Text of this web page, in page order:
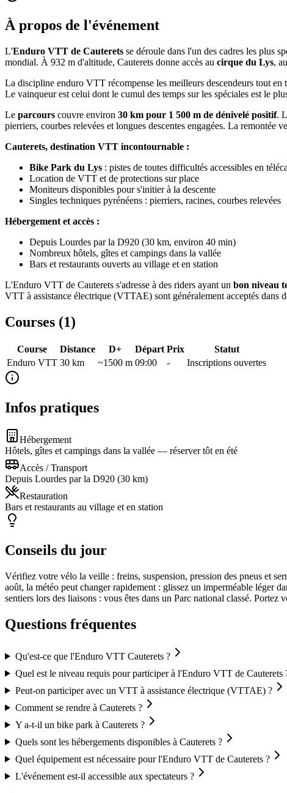
À propos de l'événement
L'Enduro VTT de Cauterets se déroule dans l'un des cadres les plus
mondial. À 932 m d'altitude, Cauterets donne accès au cirque du Lys,
La discipline enduro VTT récompense les meilleurs descendeurs tout en
Le vainqueur est celui dont le cumul des temps sur les spéciales est le
Le parcours couvre environ 30 km pour 1 500 m de dénivelé positif.
pierriers, courbes relevées et longues descentes engagées. La remontée
Cauterets, destination VTT incontournable :
Bike Park du Lys : pistes de toutes difficultés accessibles en
Location de VTT et de protections sur place
Moniteurs disponibles pour s'initier à la descente
Singles techniques pyrénéens : pierriers, racines, courbes relevées
Hébergement et accès :
Depuis Lourdes par la D920 (30 km, environ 40 min)
Nombreux hôtels, gîtes et campings dans la vallée
Bars et restaurants ouverts au village et en station
L'Enduro VTT de Cauterets s'adresse à des riders ayant un bon niveau
VTT à assistance électrique (VTTAE) sont généralement acceptés dans
Courses (1)
Course Distance D+ Départ Prix
Statut
Enduro VTT 30 km ~1500 m 09:00 - Inscriptions ouvertes
Infos pratiques
Hébergement
Hôtels, gîtes et campings dans la vallée — réserver tôt en été
Accès / Transport
Depuis Lourdes par la D920 (30 km)
Restauration
Bars et restaurants au village et en station
Conseils du jour
Vérifiez votre vélo la veille : freins, suspension, pression des pneus et
août, la météo peut changer rapidement : glissez un imperméable léger
sentiers lors des liaisons : vous êtes dans un Parc national classé.
Questions fréquentes
Qu'est-ce que l'Enduro VTT Cauterets ?
Quel est le niveau requis pour participer à l'Enduro VTT de Cauterets
Peut-on participer avec un VTT à assistance électrique (VTTAE) ?
Comment se rendre à Cauterets ?
Y a-t-il un bike park à Cauterets ?
Quels sont les hébergements disponibles à Cauterets ?
Quel équipement est nécessaire pour l'Enduro VTT de Cauterets ?
L'événement est-il accessible aux spectateurs ?